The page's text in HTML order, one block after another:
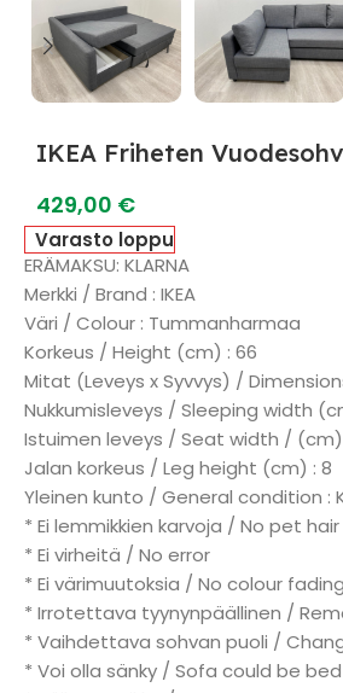
IKEA Friheten
429,00 €
Varasto loppu
ERÄMAKSU: KLARNA
Merkki / Brand : IKEA
Väri / Colour : Tummanharmaa
Korkeus / Height (cm) : 66
Mitat (Leveys x Syvvys) /
Nukkumisleveys / Sleeping width
Istuimen leveys / Seat width / (cm)
Jalan korkeus / Leg height (cm) : 8
Yleinen kunto / General condition :
* Ei lemmikkien karvoja / No pet hair
* Ei virheitä / No error
* Ei värimuutoksia / No colour fading
* Irrotettava tyynynpäällinen /
* Vaihdettava sohvan puoli /
* Voi olla sänky / Sofa could be bed